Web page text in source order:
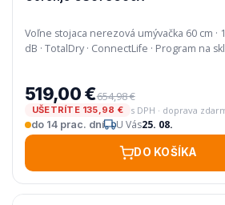
Voľne stojaca nerezová umývačka 60 cm ·
dB · TotalDry · ConnectLife · Program
519,00 €654,98 €
UŠETRÍTE 135,98 €
s DPH · doprava
do 14 prac. dní
U Vás25. 08.
DO KOŠÍKA